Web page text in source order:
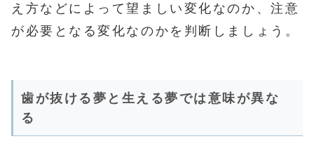
え方などによって望ましい変化なのか、注意
が必要となる変化なのかを判断しましょう。
歯が抜ける夢と生える夢では意味が異な
る